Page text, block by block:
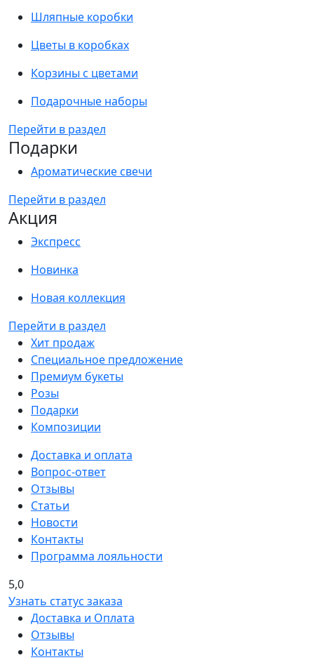
Шляпные коробки
Цветы в коробках
Корзины с цветами
Подарочные наборы
Перейти в раздел
Подарки
Ароматические свечи
Перейти в раздел
Акция
Экспресс
Новинка
Новая коллекция
Перейти в раздел
Хит продаж
Специальное предложение
Премиум букеты
Розы
Подарки
Композиции
Доставка и оплата
Вопрос-ответ
Отзывы
Статьи
Новости
Контакты
Программа лояльности
5,0
Узнать статус заказа
Доставка и Оплата
Отзывы
Контакты